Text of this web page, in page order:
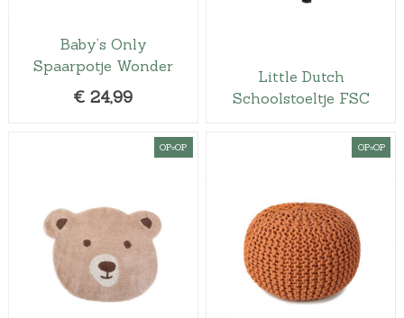
Baby’s Only
Spaarpotje Wonder
€ 24,99
Little Dutch
Schoolstoeltje FSC
OP=OP OP=OP